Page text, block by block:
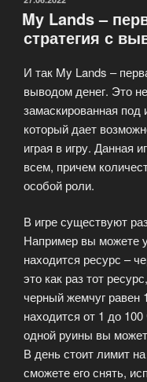
My Lands –
стратегия с
И так My Lands –
выводом денег. Это
замаскированная под
который дает
играя в игру. Данная
всем, причем
особой роли.
В игре существуют
Например вы можете
находится ресурс –
это как раз тот
черный жемчуг равен
находится от 1 до
одной руины вы
В день стоит лимит
сможете его снять,